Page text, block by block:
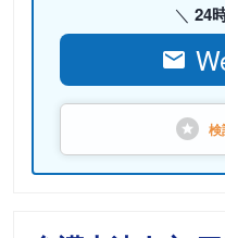
24
検